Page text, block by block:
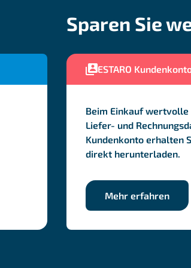
Sparen Sie
ESTARO
Beim Einkauf wertvolle
Liefer- und
Kundenkonto erhalten
direkt herunterladen.
Mehr erfahren